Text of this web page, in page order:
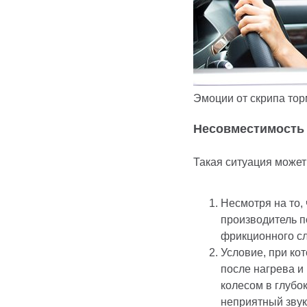
Эмоции от скрипа
Такая ситуация
Несмотря на то,
производитель
фрикционного
Условие, при
после нагрева
колесом в
неприятный